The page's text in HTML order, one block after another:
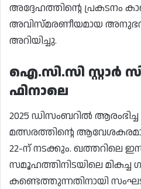
അദ്ദേഹത്തിന്റെ പ്രകടനം
അവിസ്മരണീയമായ
അറിയിച്ചു.
ഐ.സി.സി സ്റ്റാർ
ഫിനാലെ
2025 ഡിസംബറിൽ
മത്സരത്തിന്റെ
22-ന് നടക്കും. ഖത്തറിലെ
സമൂഹത്തിനിടയിലെ മികച്ച
കണ്ടെത്തുന്നതിനായി